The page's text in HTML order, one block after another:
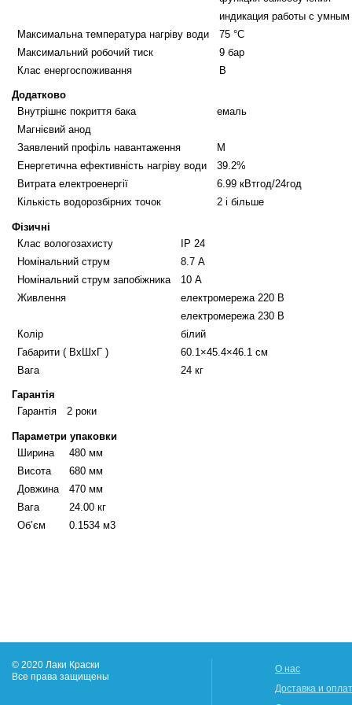
индикация работы с умным
Максимальна температура нагріву води
75 °C
Максимальний робочий тиск
9 бар
Клас енергоспоживання
B
Додатково
Внутрішнє покриття бака
емаль
Магнієвий анод
Заявлений профіль навантаження
M
Енергетична ефективність нагріву води
39.2%
Витрата електроенергії
6.99 кВтгод/24год
Кількість водорозбірних точок
2 і більше
Фізичні
Клас вологозахисту
IP 24
Номінальний струм
8.7 А
Номінальний струм запобіжника
10 А
Живлення
електромережа 220 В
електромережа 230 В
Колір
білий
Габарити ( ВxШxГ )
60.1×45.4×46.1 см
Вага
24 кг
Гарантія
Гарантія
2 роки
Параметри упаковки
Ширина
480 мм
Висота
680 мм
Довжина
470 мм
Вага
24.00 кг
Об’єм
0.1534 м3
© 2020 Лаки Краски
Все права защищены
О нас
Доставка и